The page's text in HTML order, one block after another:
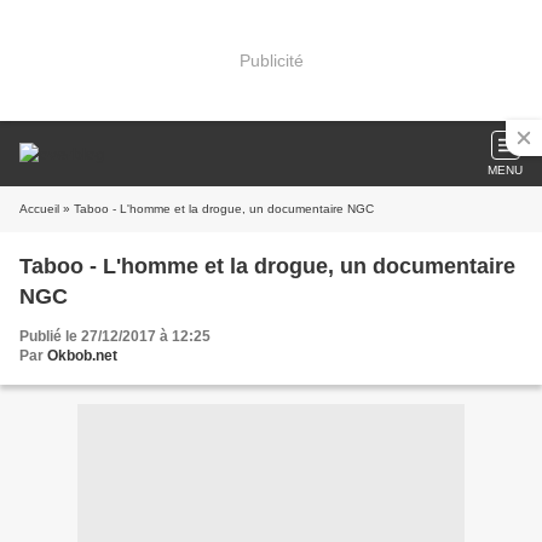
Publicité
MENU
Accueil » Taboo - L'homme et la drogue, un documentaire NGC
Taboo - L'homme et la drogue, un documentaire
NGC
Publié le 27/12/2017 à 12:25
Par Okbob.net